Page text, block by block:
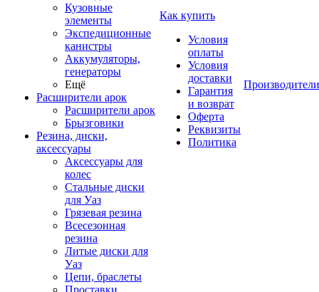
Кузовные
элементы
Экспедиционные
канистры
Аккумуляторы,
генераторы
Ещё
Расширители арок
Расширители арок
Брызговики
Резина, диски,
аксессуары
Аксессуары для
колес
Стальные диски
для Уаз
Грязевая резина
Всесезонная
резина
Литые диски для
Уаз
Цепи, браслеты
Проставки
Как купить
Условия
оплаты
Условия
доставки
Гарантия
и возврат
Оферта
Реквизиты
Политика
Производители